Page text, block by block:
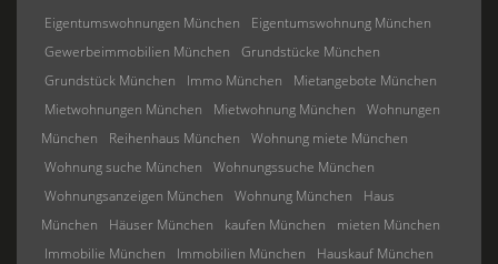
Eigentumswohnungen München
Eigentumswohnung München
Gewerbeimmobilien München
Grundstücke München
Grundstück München
Immo München
Mietangebote München
Mietwohnungen München
Mietwohnung München
Wohnungen
München
Reihenhaus München
Wohnung miete München
Wohnung suche München
Wohnungssuche München
Wohnungsanzeigen München
Wohnung München
Haus
München
Häuser München kaufen München
mieten München
Immobilie München
Immobilien München
Hauskauf München